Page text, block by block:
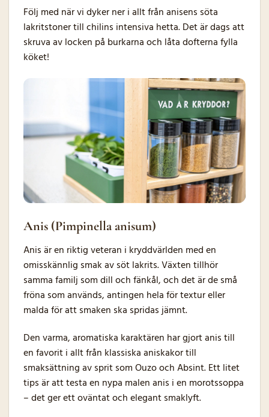
Följ med när vi dyker ner i allt från anisens söta
lakritstoner till chilins intensiva hetta. Det är dags att
skruva av locken på burkarna och låta dofterna fylla
köket!
Anis (Pimpinella anisum)
Anis är en riktig veteran i kryddvärlden med en
omisskännlig smak av söt lakrits. Växten tillhör
samma familj som dill och fänkål, och det är de små
fröna som används, antingen hela för textur eller
malda för att smaken ska spridas jämnt.
Den varma, aromatiska karaktären har gjort anis till
en favorit i allt från klassiska aniskakor till
smaksättning av sprit som Ouzo och Absint. Ett litet
tips är att testa en nypa malen anis i en morotssoppa
– det ger ett oväntat och elegant smaklyft.